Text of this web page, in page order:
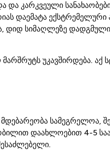
კარკვეული
დაემატა ექსტრემელური
დიდ სიმაღლეზე დადგმული
უკავშირდება. აქ
სამეგრელოა,
დაახლოებით 4-5